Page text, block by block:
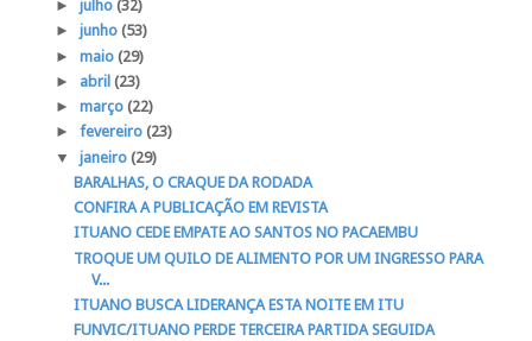
► julho (32)
► junho (53)
► maio (29)
► abril (23)
► março (22)
► fevereiro (23)
▼ janeiro (29)
BARALHAS, O CRAQUE DA RODADA
CONFIRA A PUBLICAÇÃO EM REVISTA
ITUANO CEDE EMPATE AO SANTOS NO PACAEMBU
TROQUE UM QUILO DE ALIMENTO POR UM INGRESSO PARA
V...
ITUANO BUSCA LIDERANÇA ESTA NOITE EM ITU
FUNVIC/ITUANO PERDE TERCEIRA PARTIDA SEGUIDA